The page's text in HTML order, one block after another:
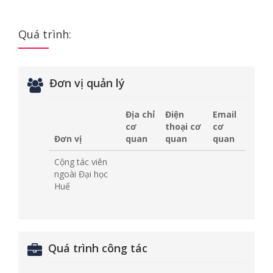
Quá trình:
Đơn vị quản lý
Đơn vị
Địa chỉ
cơ
quan
Điện
thoại cơ
quan
Email
cơ
quan
Cộng tác viên
ngoài Đại học
Huế
Quá trình công tác